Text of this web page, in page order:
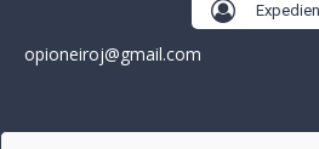
opioneiroj@gmail.com